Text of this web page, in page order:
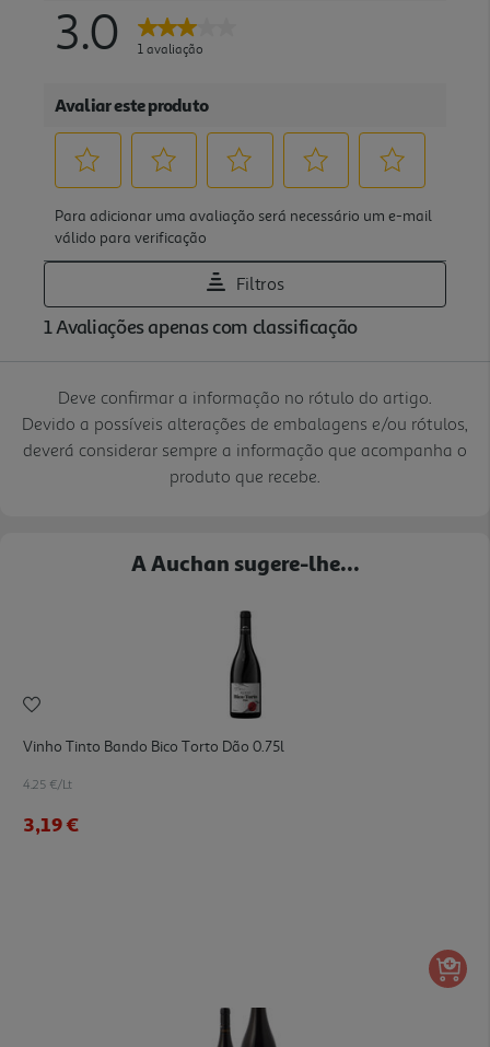
Deve confirmar a informação no rótulo do artigo.
Devido a possíveis alterações de embalagens e/ou rótulos,
deverá considerar sempre a informação que acompanha o
produto que recebe.
A Auchan sugere-lhe...
Vinho Tinto Bando Bico Torto Dão 0.75l
4.25 €/Lt
3,19 €